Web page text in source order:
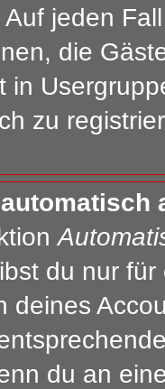
jeden
die
in
zu
du nur
deines
du an